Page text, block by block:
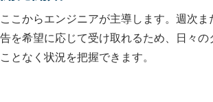
ここからエンジニアが主導します。週次ま
告を希望に応じて受け取れるため、日々の
ことなく状況を把握できます。